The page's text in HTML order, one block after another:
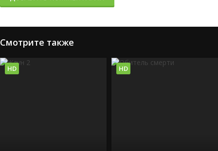
Смотрите также
HD HD